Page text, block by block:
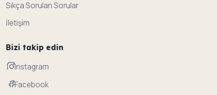
Sıkça Sorulan Sorular
İletişim
Bizi takip edin
Instagram
Facebook